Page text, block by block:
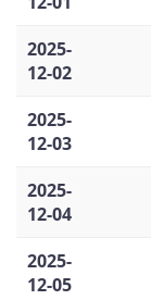
2025-
12-02
2025-
12-03
2025-
12-04
2025-
12-05